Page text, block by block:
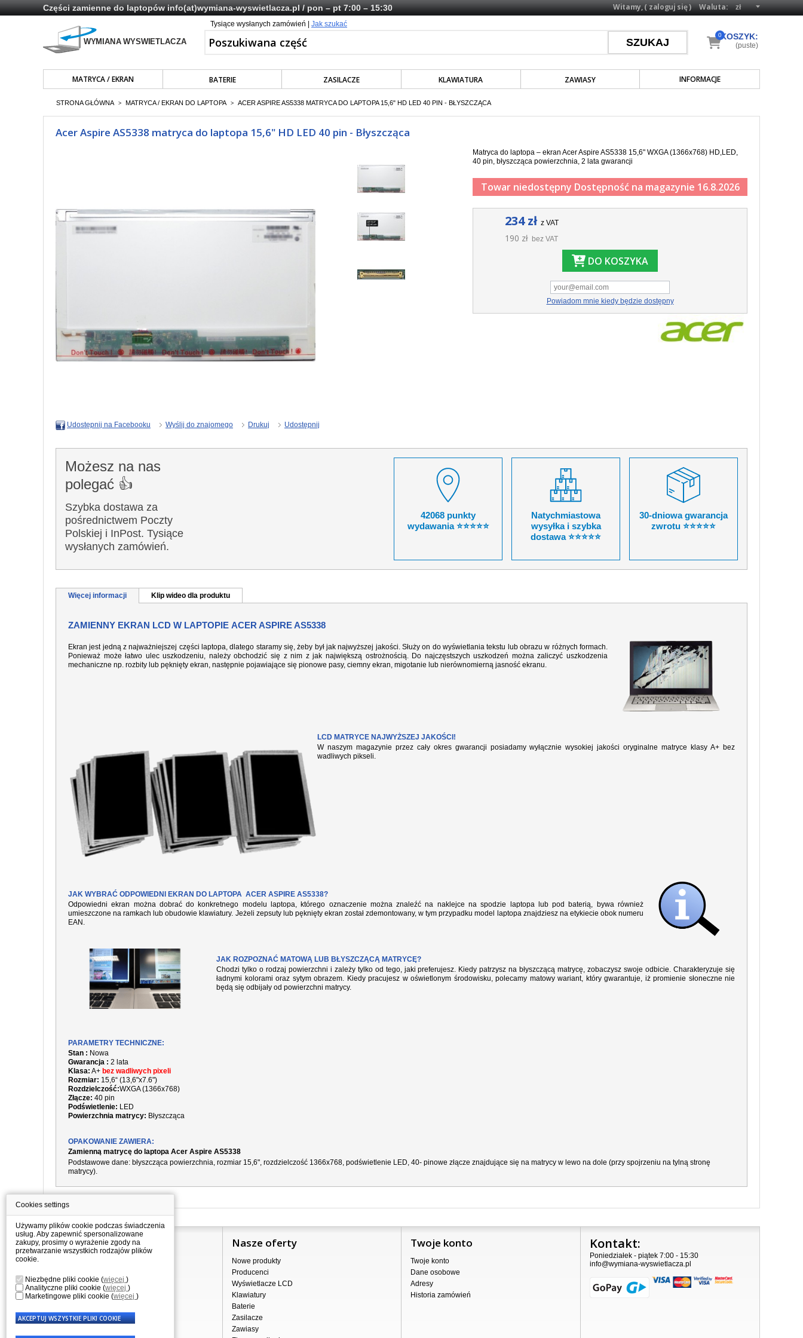
Części zamienne do laptopówinfo(at)wymiana-wyswietlacza.pl/ pon – pt 7:00 – 15:30 Waluta:
Witamy, (zaloguj się)
Tysiące wysłanych zamówień | Jak szukać
MATRYCA / EKRAN BATERIE ZASILACZE KLAWIATURA ZAWIASY INFORMACJE
KOSZYK:
0
(puste)
STRONA GŁÓWNA > MATRYCA / EKRAN DO LAPTOPA > ACER ASPIRE AS5338 MATRYCA DO LAPTOPA 15,6" HD LED 40 PIN - BŁYSZCZĄCA
Acer Aspire AS5338 matryca do laptopa 15,6" HD LED 40 pin - Błyszcząca
Matryca do laptopa – ekran Acer Aspire AS5338 15,6" WXGA (1366x768) HD,LED,
40 pin, błyszcząca powierzchnia, 2 lata gwarancji
Towar niedostępny Dostępność na magazynie 16.8.2026
234 zł z VAT
190 zł bez VAT
DO KOSZYKA
Powiadom mnie kiedy będzie dostępny
Udostępnij na Facebooku Wyślij do znajomego Drukuj Udostępnij
Możesz na nas
polegać 👍
Szybka dostawa za
pośrednictwem Poczty
Polskiej i InPost. Tysiące
wysłanych zamówień.
42068 punkty
wydawania ⭐⭐⭐⭐⭐
Natychmiastowa
wysyłka i szybka
dostawa ⭐⭐⭐⭐⭐
30-dniowa gwarancja
zwrotu ⭐⭐⭐⭐⭐
Więcej informacji Klip wideo dla produktu
ZAMIENNY EKRAN LCD W LAPTOPIE ACER ASPIRE AS5338
Ekran jest jedną z najważniejszej części laptopa, dlatego staramy się, żeby był jak najwyższej jakości. Służy on do wyświetlania tekstu lub obrazu w różnych formach.
Ponieważ może łatwo ulec uszkodzeniu, należy obchodzić się z nim z jak największą ostrożnością. Do najczęstszych uszkodzeń można zaliczyć uszkodzenia
mechaniczne np. rozbity lub pęknięty ekran, następnie pojawiające się pionowe pasy, ciemny ekran, migotanie lub nierównomierną jasność ekranu.
LCD MATRYCE NAJWYŻSZEJ JAKOŚCI!
W naszym magazynie przez cały okres gwarancji posiadamy wyłącznie wysokiej jakości oryginalne matryce klasy A+ bez
wadliwych pikseli.
JAK WYBRAĆ ODPOWIEDNI EKRAN DO LAPTOPA ACER ASPIRE AS5338?
Odpowiedni ekran można dobrać do konkretnego modelu laptopa, którego oznaczenie można znaleźć na naklejce na spodzie laptopa lub pod baterią, bywa również
umieszczone na ramkach lub obudowie klawiatury. Jeżeli zepsuty lub pęknięty ekran został zdemontowany, w tym przypadku model laptopa znajdziesz na etykiecie obok numeru
EAN.
JAK ROZPOZNAĆ MATOWĄ LUB BŁYSZCZĄCĄ MATRYCĘ?
Chodzi tylko o rodzaj powierzchni i zależy tylko od tego, jaki preferujesz. Kiedy patrzysz na błyszczącą matrycę, zobaczysz swoje odbicie. Charakteryzuje się
ładnymi kolorami oraz sytym obrazem. Kiedy pracujesz w oświetlonym środowisku, polecamy matowy wariant, który gwarantuje, iż promienie słoneczne nie
będą się odbijały od powierzchni matrycy.
PARAMETRY TECHNICZNE:
Stan : Nowa
Gwarancja : 2 lata
Klasa: A+ bez wadliwych pixeli
Rozmiar: 15,6“ (13,6"x7.6")
Rozdzielczość:WXGA (1366x768)
Złącze: 40 pin
Podświetlenie: LED
Powierzchnia matrycy: Błyszcząca
OPAKOWANIE ZAWIERA:
Zamienną matrycę do laptopa Acer Aspire AS5338
Podstawowe dane: błyszcząca powierzchnia, rozmiar 15,6", rozdzielczość 1366x768, podświetlenie LED, 40- pinowe złącze znajdujące się na matrycy w lewo na dole (przy spojrzeniu na tylną stronę
matrycy).
Informacje
Sprzedaż hurtowa
Nota prawna
Przetwarzanie danych osobowych
Nasze oferty
Nowe produkty
Producenci
Wyświetlacze LCD
Klawiatury
Baterie
Zasilacze
Zawiasy
Twoje konto
Twoje konto
Dane osobowe
Adresy
Historia zamówień
Kontakt:
Poniedziałek - piątek 7:00 - 15:30
info@wymiana-wyswietlacza.pl
Cookies settings
Używamy plików cookie podczas świadczenia
usług. Aby zapewnić spersonalizowane
zakupy, prosimy o wyrażenie zgody na
przetwarzanie wszystkich rodzajów plików
cookie.
Niezbędne pliki cookie (więcej )
Analityczne pliki cookie (więcej )
Marketingowe pliki cookie (więcej )